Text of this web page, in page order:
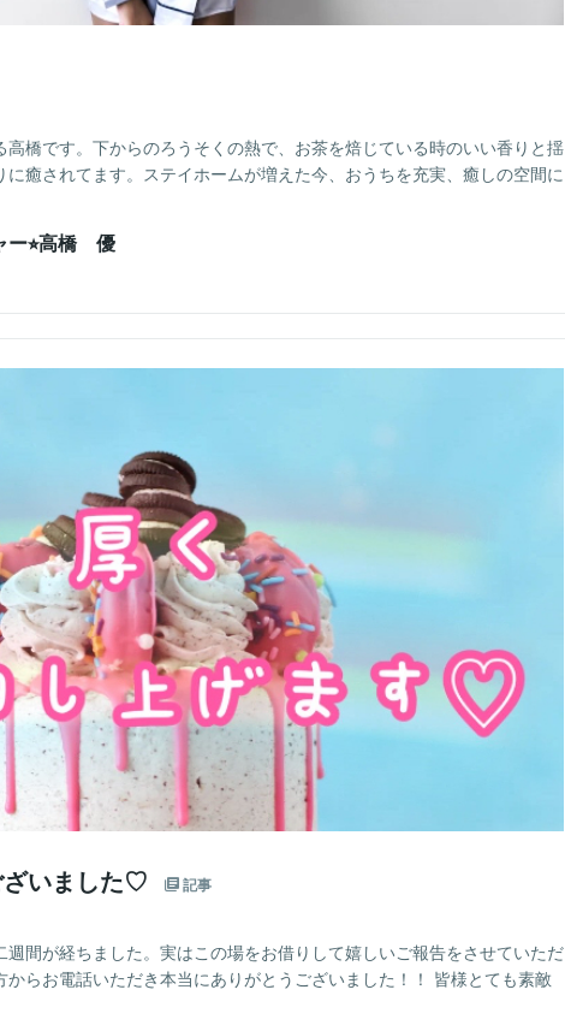
橋です。下からのろうそくの熱で、お茶を焙じている時のいい香りと揺
癒されてます。ステイホームが増えた今、おうちを充実、癒しの空間に
ー⭐︎高橋 優
ざいました♡ 記事
間が経ちました。実はこの場をお借りして嬉しいご報告をさせていただ
らお電話いただき本当にありがとうございました！！ 皆様とても素敵